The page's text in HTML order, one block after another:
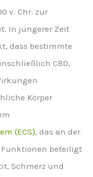
v. Chr. zur
In jüngerer Zeit
dass bestimmte
CBD,
Körper
(ECS), das an der
Funktionen beteiligt
Schmerz und